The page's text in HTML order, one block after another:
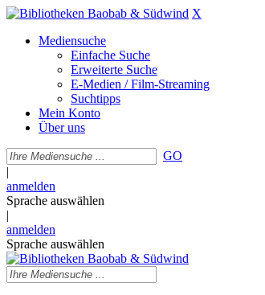
X
Mediensuche
Einfache Suche
Erweiterte Suche
E-Medien / Film-Streaming
Suchtipps
Mein Konto
Über uns
GO
|
anmelden
Sprache auswählen
|
anmelden
Sprache auswählen